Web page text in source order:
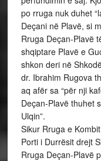
po rruga nuk duhet
Deçani në Plavë, si
Rruga Deçan-Plavë
shqiptare Plavë e
shkon deri në
dr. Ibrahim Rugova
aq afër sa “për nji
Deçan-Plavë thuhet
Ulqin”.
Sikur Rruga e
Porti i Durrësit drejt
Rruga Deçan-Plavë